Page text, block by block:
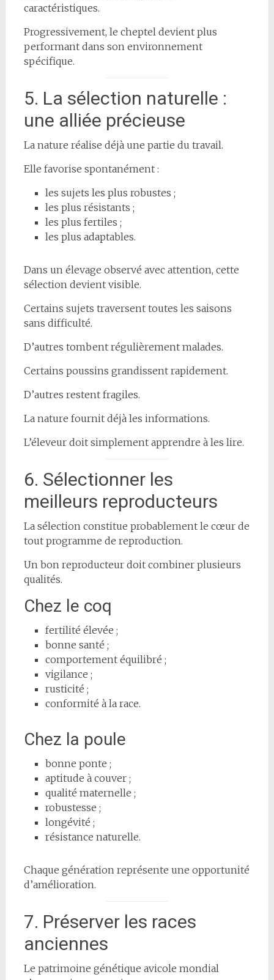
caractéristiques.
Progressivement, le cheptel devient plus
performant dans son environnement
spécifique.
5. La sélection naturelle :
une alliée précieuse
La nature réalise déjà une partie du travail.
Elle favorise spontanément :
les sujets les plus robustes ;
les plus résistants ;
les plus fertiles ;
les plus adaptables.
Dans un élevage observé avec attention, cette
sélection devient visible.
Certains sujets traversent toutes les saisons
sans difficulté.
D’autres tombent régulièrement malades.
Certains poussins grandissent rapidement.
D’autres restent fragiles.
La nature fournit déjà les informations.
L’éleveur doit simplement apprendre à les lire.
6. Sélectionner les
meilleurs reproducteurs
La sélection constitue probablement le cœur de
tout programme de reproduction.
Un bon reproducteur doit combiner plusieurs
qualités.
Chez le coq
fertilité élevée ;
bonne santé ;
comportement équilibré ;
vigilance ;
rusticité ;
conformité à la race.
Chez la poule
bonne ponte ;
aptitude à couver ;
qualité maternelle ;
robustesse ;
longévité ;
résistance naturelle.
Chaque génération représente une opportunité
d’amélioration.
7. Préserver les races
anciennes
Le patrimoine génétique avicole mondial